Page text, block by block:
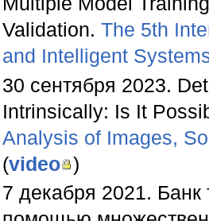
Validation. The 5th
and Intelligent
30 сентября 2023.
Intrinsically: Is It
Analysis of Images,
(video )
7 декабря 2021.